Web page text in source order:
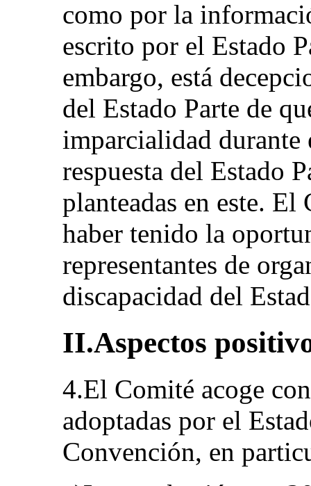
como por la
escrito por el Estado
embargo, está
del Estado Parte de
imparcialidad
respuesta del Estado
planteadas en este.
haber tenido la
representantes de
discapacidad del
II.Aspectos
4.El Comité acoge
adoptadas por el
Convención, en